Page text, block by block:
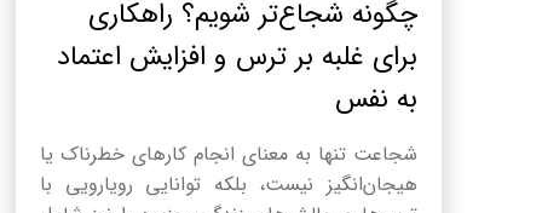
چگونه شجاع‌تر شویم؟ راهکاری
برای غلبه بر ترس و افزایش اعتماد
به نفس
شجاعت تنها به معنای انجام کارهای خطرناک یا
هیجان‌انگیز نیست، بلکه توانایی رویارویی با